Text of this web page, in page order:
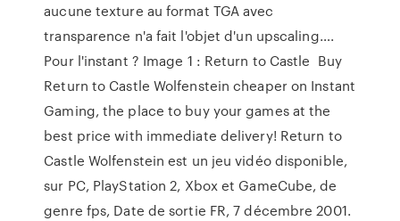
aucune texture au format TGA avec
transparence n'a fait l'objet d'un upscaling….
Pour l'instant ? Image 1 : Return to Castle Buy
Return to Castle Wolfenstein cheaper on Instant
Gaming, the place to buy your games at the
best price with immediate delivery! Return to
Castle Wolfenstein est un jeu vidéo disponible,
sur PC, PlayStation 2, Xbox et GameCube, de
genre fps, Date de sortie FR, 7 décembre 2001.